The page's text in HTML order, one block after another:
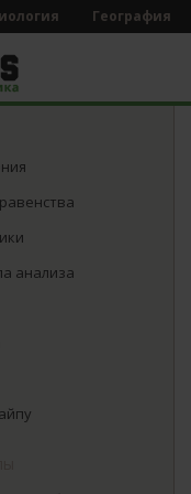
География
анализа